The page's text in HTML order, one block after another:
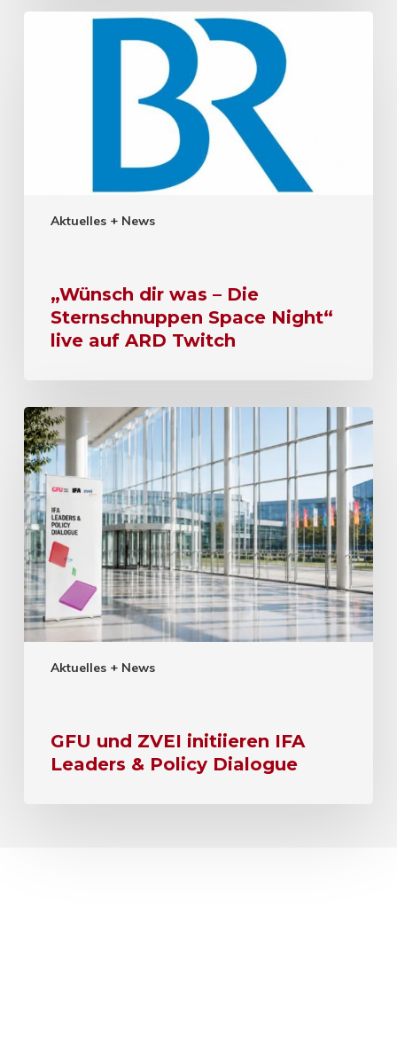
Aktuelles + News
„Wünsch dir was – Die
Sternschnuppen Space Night“
live auf ARD Twitch
Aktuelles + News
GFU und ZVEI initiieren IFA
Leaders & Policy Dialogue